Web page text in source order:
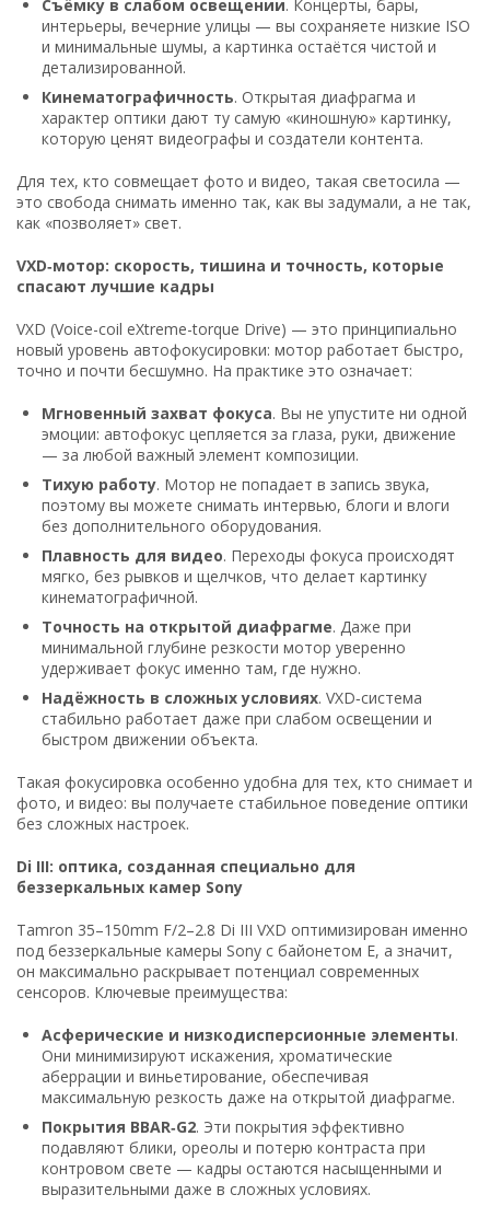
Съёмку в слабом освещении. Концерты, бары,
интерьеры, вечерние улицы — вы сохраняете низкие ISO
и минимальные шумы, а картинка остаётся чистой и
детализированной.
Кинематографичность. Открытая диафрагма и
характер оптики дают ту самую «киношную» картинку,
которую ценят видеографы и создатели контента.
Для тех, кто совмещает фото и видео, такая светосила —
это свобода снимать именно так, как вы задумали, а не так,
как «позволяет» свет.
VXD‑мотор: скорость, тишина и точность, которые
спасают лучшие кадры
VXD (Voice-coil eXtreme-torque Drive) — это принципиально
новый уровень автофокусировки: мотор работает быстро,
точно и почти бесшумно. На практике это означает:
Мгновенный захват фокуса. Вы не упустите ни одной
эмоции: автофокус цепляется за глаза, руки, движение
— за любой важный элемент композиции.
Тихую работу. Мотор не попадает в запись звука,
поэтому вы можете снимать интервью, блоги и влоги
без дополнительного оборудования.
Плавность для видео. Переходы фокуса происходят
мягко, без рывков и щелчков, что делает картинку
кинематографичной.
Точность на открытой диафрагме. Даже при
минимальной глубине резкости мотор уверенно
удерживает фокус именно там, где нужно.
Надёжность в сложных условиях. VXD‑система
стабильно работает даже при слабом освещении и
быстром движении объекта.
Такая фокусировка особенно удобна для тех, кто снимает и
фото, и видео: вы получаете стабильное поведение оптики
без сложных настроек.
Di III: оптика, созданная специально для
беззеркальных камер Sony
Tamron 35–150mm F/2–2.8 Di III VXD оптимизирован именно
под беззеркальные камеры Sony с байонетом E, а значит,
он максимально раскрывает потенциал современных
сенсоров. Ключевые преимущества:
Асферические и низкодисперсионные элементы.
Они минимизируют искажения, хроматические
аберрации и виньетирование, обеспечивая
максимальную резкость даже на открытой диафрагме.
Покрытия BBAR‑G2. Эти покрытия эффективно
подавляют блики, ореолы и потерю контраста при
контровом свете — кадры остаются насыщенными и
выразительными даже в сложных условиях.